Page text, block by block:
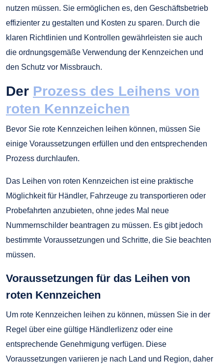
nutzen müssen. Sie ermöglichen es, den Geschäftsbetrieb
effizienter zu gestalten und Kosten zu sparen. Durch die
klaren Richtlinien und Kontrollen gewährleisten sie auch
die ordnungsgemäße Verwendung der Kennzeichen und
den Schutz vor Missbrauch.
Der Prozess des Leihens von
roten Kennzeichen
Bevor Sie rote Kennzeichen leihen können, müssen Sie
einige Voraussetzungen erfüllen und den entsprechenden
Prozess durchlaufen.
Das Leihen von roten Kennzeichen ist eine praktische
Möglichkeit für Händler, Fahrzeuge zu transportieren oder
Probefahrten anzubieten, ohne jedes Mal neue
Nummernschilder beantragen zu müssen. Es gibt jedoch
bestimmte Voraussetzungen und Schritte, die Sie beachten
müssen.
Voraussetzungen für das Leihen von
roten Kennzeichen
Um rote Kennzeichen leihen zu können, müssen Sie in der
Regel über eine gültige Händlerlizenz oder eine
entsprechende Genehmigung verfügen. Diese
Voraussetzungen variieren je nach Land und Region, daher